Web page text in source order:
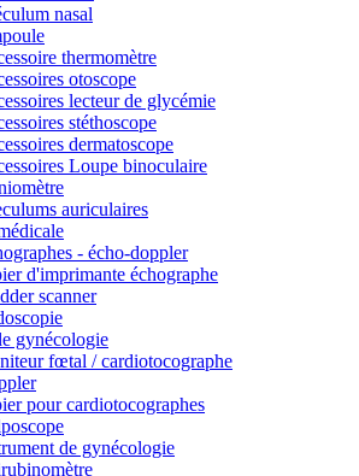
nasal
thermomètre
otoscope
lecteur de glycémie
stéthoscope
dermatoscope
Loupe binoculaire
auriculaires
- écho-doppler
d'imprimante échographe
scanner
gynécologie
fœtal / cardiotocographe
pour cardiotocographes
de gynécologie